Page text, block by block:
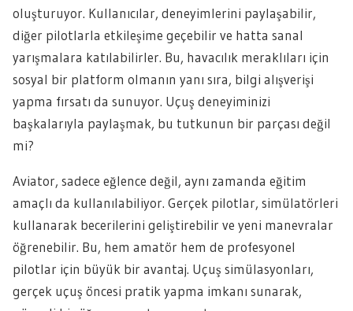
oluşturuyor. Kullanıcılar, deneyimlerini paylaşabilir,
diğer pilotlarla etkileşime geçebilir ve hatta sanal
yarışmalara katılabilirler. Bu, havacılık meraklıları için
sosyal bir platform olmanın yanı sıra, bilgi alışverişi
yapma fırsatı da sunuyor. Uçuş deneyiminizi
başkalarıyla paylaşmak, bu tutkunun bir parçası değil
mi?
Aviator, sadece eğlence değil, aynı zamanda eğitim
amaçlı da kullanılabiliyor. Gerçek pilotlar, simülatörleri
kullanarak becerilerini geliştirebilir ve yeni manevralar
öğrenebilir. Bu, hem amatör hem de profesyonel
pilotlar için büyük bir avantaj. Uçuş simülasyonları,
gerçek uçuş öncesi pratik yapma imkanı sunarak,